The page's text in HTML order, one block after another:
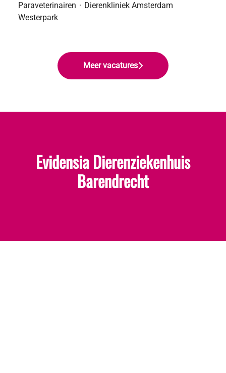
Paraveterinairen · Dierenkliniek Amsterdam
Westerpark
Meer vacatures
Evidensia Dierenziekenhuis
Barendrecht